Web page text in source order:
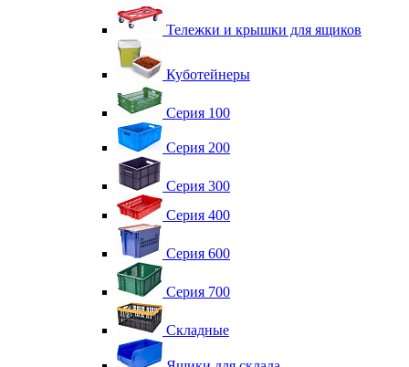
Тележки и крышки для ящиков
Куботейнеры
Серия 100
Серия 200
Серия 300
Серия 400
Серия 600
Серия 700
Складные